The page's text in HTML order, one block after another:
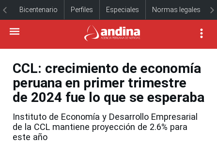
Bicentenario Perfiles Especiales Normas legales
CCL: crecimiento de economía
peruana en primer trimestre
de 2024 fue lo que se esperaba
Instituto de Economía y Desarrollo Empresarial
de la CCL mantiene proyección de 2.6% para
este año